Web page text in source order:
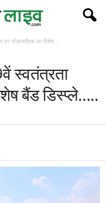
पर सीआरपीएफ का विशेष...
स्वतंत्रता
बैंड डिस्प्ले…..